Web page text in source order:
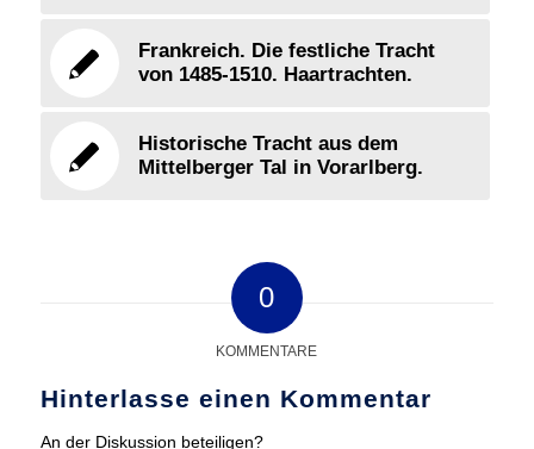
Frankreich. Die festliche Tracht
von 1485-1510. Haartrachten.
Historische Tracht aus dem
Mittelberger Tal in Vorarlberg.
0
KOMMENTARE
Hinterlasse einen Kommentar
An der Diskussion beteiligen?